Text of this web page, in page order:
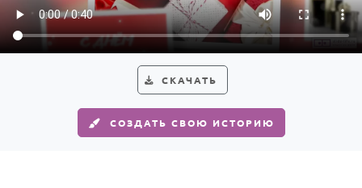
СКАЧАТЬ
СОЗДАТЬ СВОЮ ИСТОРИЮ